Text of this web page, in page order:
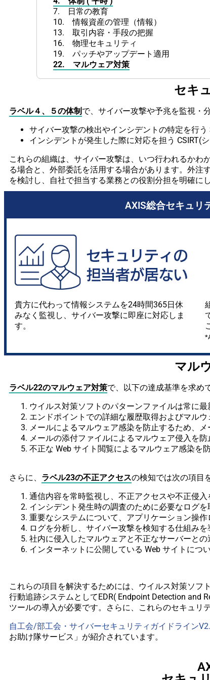
7. 日常の教育
10. 情報資産の管理（情報）
13. 取引内容・手段の把握
16. 物理セキュリティ
19. パッチやアップデート適用
22. マルウェア対策
セキ
ラベル４、５の体制 で、サイバー攻撃や予兆を監視・
サイバー攻撃の検出やインシデントの特定を行う
インシデントが発生した際に対応を担う CSIRT(
これらの組織は、サイバー攻撃は、いつ行われるか
る場合と、外部委託を活用する場合があります。外注
を検討し、自社で担当する業務との役割分担を明確に
AXIS総合セキュリ
貴方に代わって情報システムを24時間365日休
みなく監視し、サイバー攻撃に即座に対応しま
す。
マル
ラベル22のマルウェア対策で、以下の達成基準を求め
ウイルス対策ソフトのパターンファイルは常に
エンドポイントでの詳細な履歴取得およびマル
メールによるマルウェア感染を防止するため、
メールの添付ファイルによるマルウェア侵入を
不正な Web サイト閲覧によるマルウェア感染を
さらに、 ラベル23の不正アクセスの検知では次の項目
通信内容を常時監視し、不正アクセスや不正侵
インシデント発生時の調査のために必要なログ
重要なシステムについて、アプリケーション操
ログを分析し、サイバー攻撃を検知する仕組み
社内に侵入したマルウェアと不正なサーバーと
インターネットに公開している Web サイトにつ
これらの項目を解決するためには、ウイルス対策ソフ
行動追跡システムとしてEDR( Endpoint Detection and
ツールの導入が必要です。さらに、これらのセキュリ
自工会/部工会・サイバーセキュリティガイドライン
お助け隊サービス」が紹介されています。